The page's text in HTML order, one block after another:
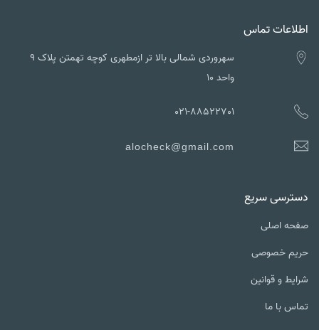
اطلاعات تماس
سهروردی شمالی بالا تر ازمطهری کوچه تهمتن پلاک ۹
واحد ۱۰
021-88522701
alocheck@gmail.com
دسترسی سریع
صفحه اصلی
حریم خصوصی
شرایط و قوانین
تماس با ما